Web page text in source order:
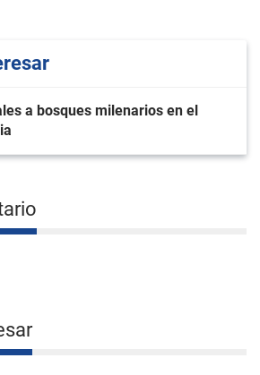
a bosques milenarios en el